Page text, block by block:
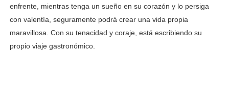
enfrente, mientras tenga un sueño en su corazón y lo persiga
con valentía, seguramente podrá crear una vida propia
maravillosa. Con su tenacidad y coraje, está escribiendo su
propio viaje gastronómico.